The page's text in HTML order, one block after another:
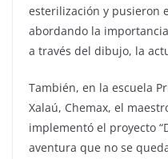
esterilización y pusieron
abordando la
a través del dibujo, la
También, en la escuela
Xalaú, Chemax, el
implementó el proyecto
aventura que no se